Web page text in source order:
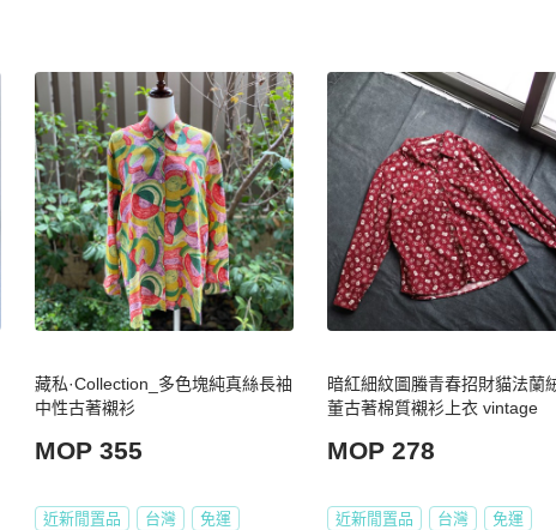
藏私·Collection_多色塊純真絲長袖
中性古著襯衫
MOP 355
近新閒置品 台灣 免運
暗紅細紋圖螣青春招財貓法蘭
董古著棉質襯衫上衣 vintage
MOP 278
近新閒置品 台灣 免運